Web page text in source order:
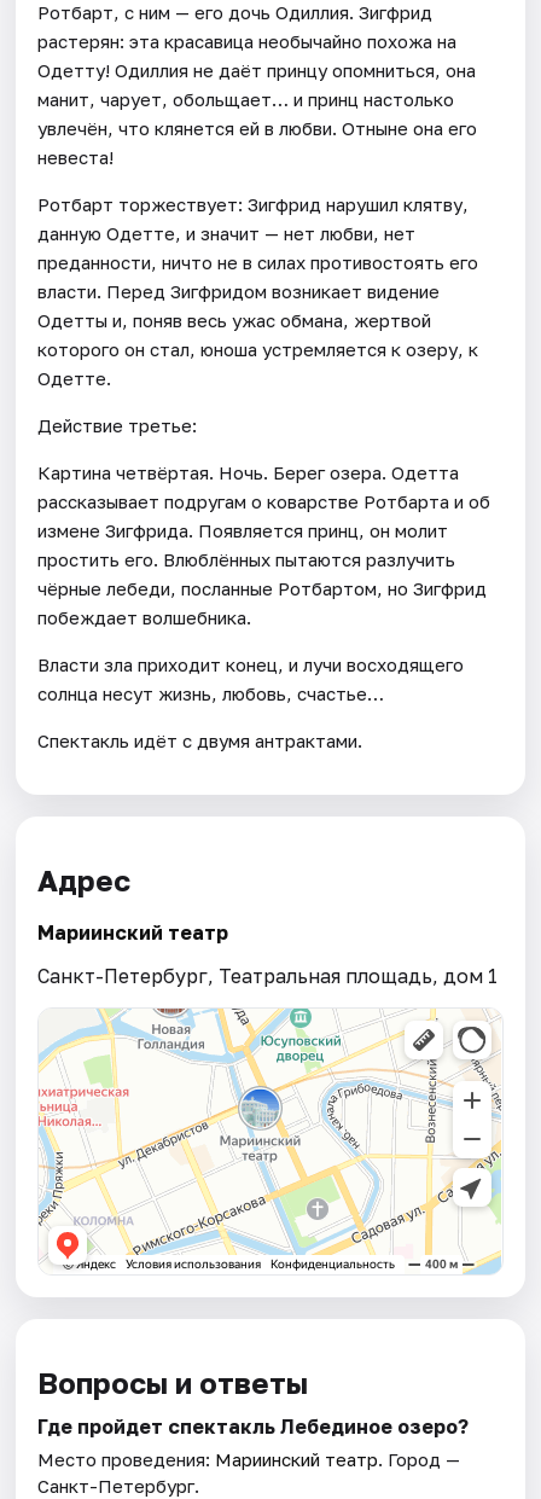
Ротбарт, с ним — его дочь Одиллия. Зигфрид
растерян: эта красавица необычайно похожа на
Одетту! Одиллия не даёт принцу опомниться, она
манит, чарует, обольщает… и принц настолько
увлечён, что клянется ей в любви. Отныне она его
невеста!
Ротбарт торжествует: Зигфрид нарушил клятву,
данную Одетте, и значит — нет любви, нет
преданности, ничто не в силах противостоять его
власти. Перед Зигфридом возникает видение
Одетты и, поняв весь ужас обмана, жертвой
которого он стал, юноша устремляется к озеру, к
Одетте.
Действие третье:
Картина четвёртая. Ночь. Берег озера. Одетта
рассказывает подругам о коварстве Ротбарта и об
измене Зигфрида. Появляется принц, он молит
простить его. Влюблённых пытаются разлучить
чёрные лебеди, посланные Ротбартом, но Зигфрид
побеждает волшебника.
Власти зла приходит конец, и лучи восходящего
солнца несут жизнь, любовь, счастье…
Спектакль идёт с двумя антрактами.
Адрес
Мариинский театр
Санкт-Петербург, Театральная площадь, дом 1
Вопросы и ответы
Где пройдет спектакль Лебединое озеро?
Место проведения: Мариинский театр. Город —
Санкт-Петербург.